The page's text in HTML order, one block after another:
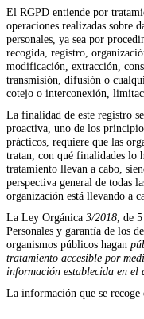
El RGPD entiende por
operaciones realizadas sobre
personales, ya sea por
recogida, registro,
modificación, extracción,
transmisión, difusión o
cotejo o interconexión,
La finalidad de este registro
proactiva, uno de los
prácticos, requiere que las
tratan, con qué finalidades lo
tratamiento llevan a cabo,
perspectiva general de todas
organización está llevando a
La Ley Orgánica 3/2018 , de
Personales y garantía de los
organismos públicos hagan
tratamiento accesible por
información establecida en
La información que se recoge